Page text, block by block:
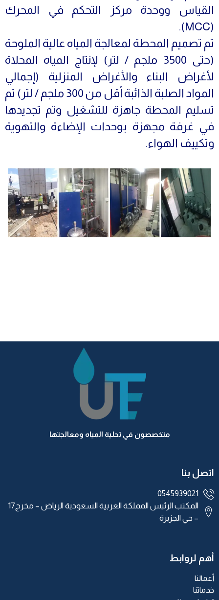
القياس ووحدة مركز التحكم في المحرك
(MCC).
تم تصميم المحطة لمعالجة المياه عالية الملوحة
(حتى 3500 ملجم / لتر) لإنتاج المياه المحلاة
لأغراض البناء والأغراض المنزلية (إجمالي
المواد الصلبة الذائبة أقل من 300 ملجم / لتر) تم
تسليم المحطة جاهزة للتشغيل وتم تجديدها
في غرفة مجهزة بوحدات الإضاءة والتهوية
وتكييف الهواء.
متخصصون في تحلية المياه ومعالجتها
اتصل بنا
0545939021
المكتب الرئيس المملكة العربية السعودية الرياض – مخرج17
– حي الجزيرة
أهم لروابط
أعمالنا
خدماتنا